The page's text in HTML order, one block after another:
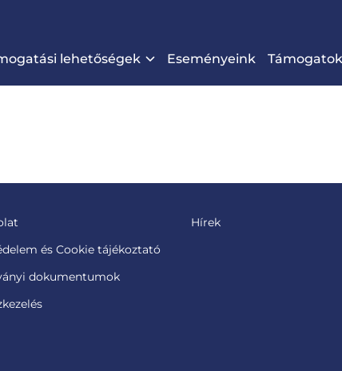
lehetőségek Eseményeink
és Cookie tájékoztató
dokumentumok
Hírek